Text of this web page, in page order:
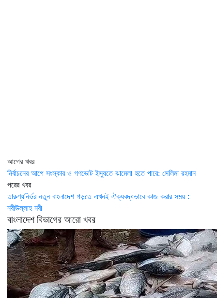
আগের খবর
নির্বাচনের আগে সংস্কার ও গণভোট ইস্যুতে ঝামেলা হতে পারে: সেলিমা রহমান
পরের খবর
তারুণ্যনির্ভর নতুন বাংলাদেশ গড়তে এখনই ঐক্যবদ্ধভাবে কাজ করার সময় :
নবীউল্লাহ নবী
বাংলাদেশ বিভাগের আরো খবর